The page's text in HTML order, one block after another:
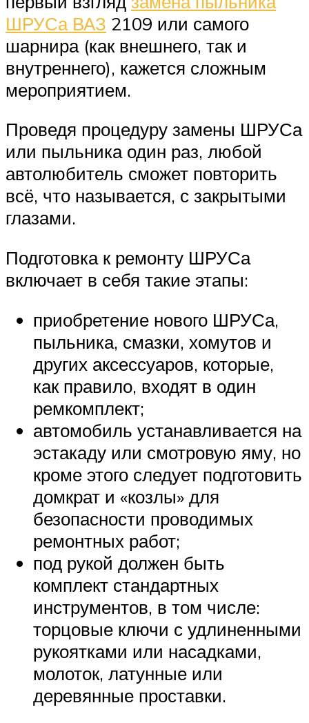
ШРУСа ВАЗ 2109 или самого
шарнира (как внешнего, так и
внутреннего), кажется сложным
мероприятием.
Проведя процедуру замены ШРУСа
или пыльника один раз, любой
автолюбитель сможет повторить
всё, что называется, с закрытыми
глазами.
Подготовка к ремонту ШРУСа
включает в себя такие этапы:
приобретение нового ШРУСа,
пыльника, смазки, хомутов и
других аксессуаров, которые,
как правило, входят в один
ремкомплект;
автомобиль устанавливается на
эстакаду или смотровую яму, но
кроме этого следует подготовить
домкрат и «козлы» для
безопасности проводимых
ремонтных работ;
под рукой должен быть
комплект стандартных
инструментов, в том числе:
торцовые ключи с удлиненными
рукоятками или насадками,
молоток, латунные или
деревянные проставки.